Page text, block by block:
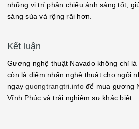
những vị trí phản chiếu ánh sáng tốt,
sáng sủa và rộng rãi hơn.
Kết luận
Gương nghệ thuật Navado không chỉ
còn là điểm nhấn nghệ thuật cho ngôi
ngayguongtrangtri.infođể mua gương
Vĩnh Phúc và trải nghiệm sự khác biệt.